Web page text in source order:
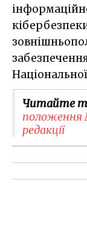
Читайте
положення
редакції